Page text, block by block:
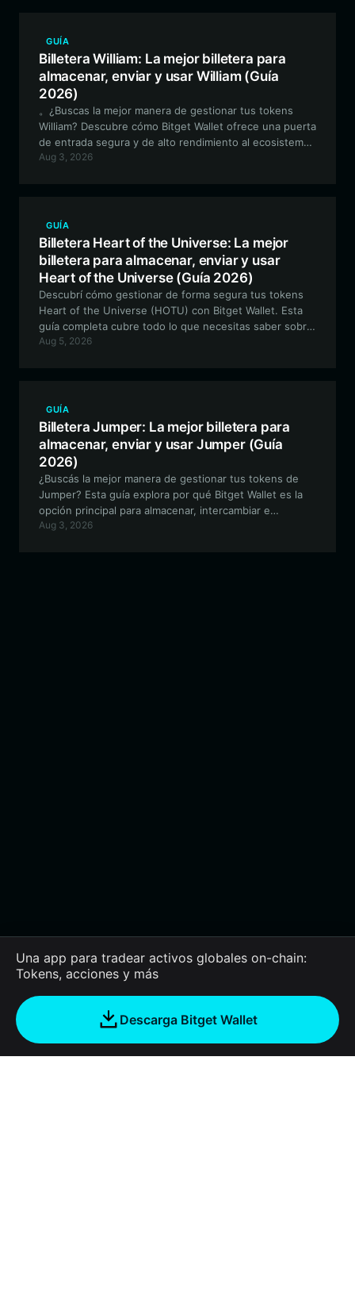
GUÍA
Billetera William: La mejor billetera para
almacenar, enviar y usar William (Guía
2026)
。¿Buscas la mejor manera de gestionar tus tokens
William? Descubre cómo Bitget Wallet ofrece una puerta
de entrada segura y de alto rendimiento al ecosistema
Solana, diseñada para tokens meme impulsados por la
Aug 3, 2026
GUÍA
Billetera Heart of the Universe: La mejor
billetera para almacenar, enviar y usar
Heart of the Universe (Guía 2026)
Descubrí cómo gestionar de forma segura tus tokens
Heart of the Universe (HOTU) con Bitget Wallet. Esta
guía completa cubre todo lo que necesitas saber sobre
la mejor billetera para interactuar con este ecosistema
Aug 5, 2026
GUÍA
Billetera Jumper: La mejor billetera para
almacenar, enviar y usar Jumper (Guía
2026)
¿Buscás la mejor manera de gestionar tus tokens de
Jumper? Esta guía explora por qué Bitget Wallet es la
opción principal para almacenar, intercambiar e
interactuar con el ecosistema de Jumper en la red
Aug 3, 2026
Una app para tradear activos globales on-chain:
Tokens, acciones y más
Descarga Bitget Wallet